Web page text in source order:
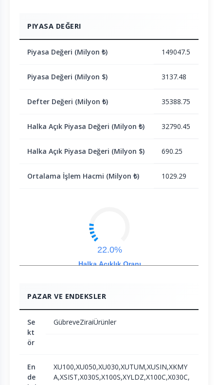
PIYASA DEĞERI
Piyasa Değeri (Milyon ₺) 149047.5
Piyasa Değeri (Milyon $) 3137.48
Defter Değeri (Milyon ₺) 35388.75
Halka Açık Piyasa Değeri (Milyon ₺) 32790.45
Halka Açık Piyasa Değeri (Milyon $) 690.25
Ortalama İşlem Hacmi (Milyon ₺) 1029.29
Halka Açıklık Oranı
22.0%
PAZAR VE ENDEKSLER
Se
kt
ör
GübreveZiraiÜrünler
En
de
XU100,XU050,XU030,XUTUM,XUSIN,XKMY
A,XSIST,X030S,X100S,XYLDZ,X100C,X030C,